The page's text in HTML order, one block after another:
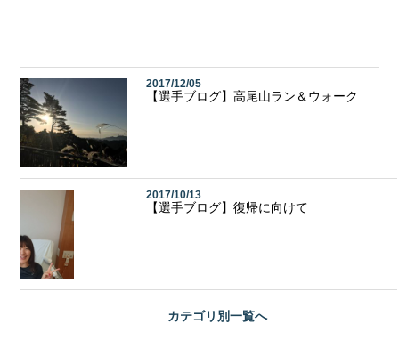
2017/12/05
【選手ブログ】高尾山ラン＆ウォーク
カテゴリ別一覧へ
2017/10/13
【選手ブログ】復帰に向けて